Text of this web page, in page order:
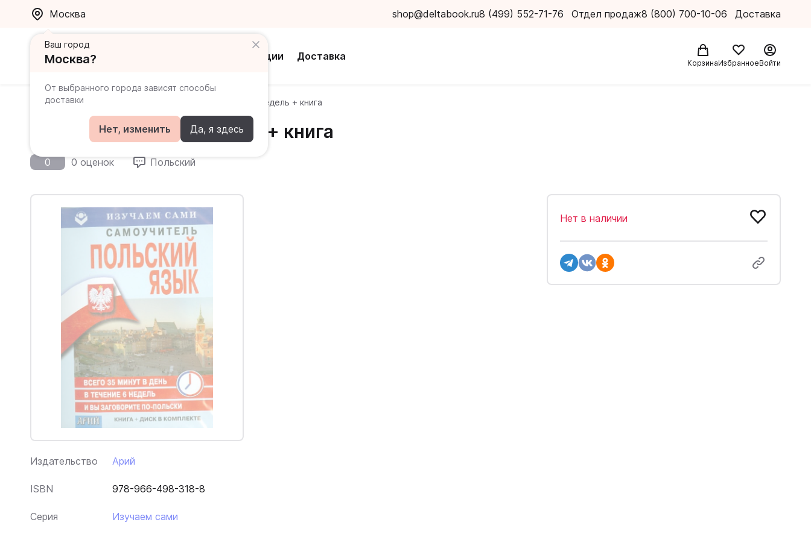
Москва shop@deltabook.ru8 (499) 552-71-76 Отдел продаж8 (800) 700-10-06 Доставка
Акции Доставка
КорзинаИзбранноеВойти
Ваш город
Москва?
От выбранного города зависят способы
доставки
Нет, изменить Да, я здесь
Главная Каталог CD. Польский за 6 недель + книга
CD. Польский за 6 недель + книга
0 0 оценок Польский
Издательство Арий
ISBN 978-966-498-318-8
Серия Изучаем сами
Нет в наличии